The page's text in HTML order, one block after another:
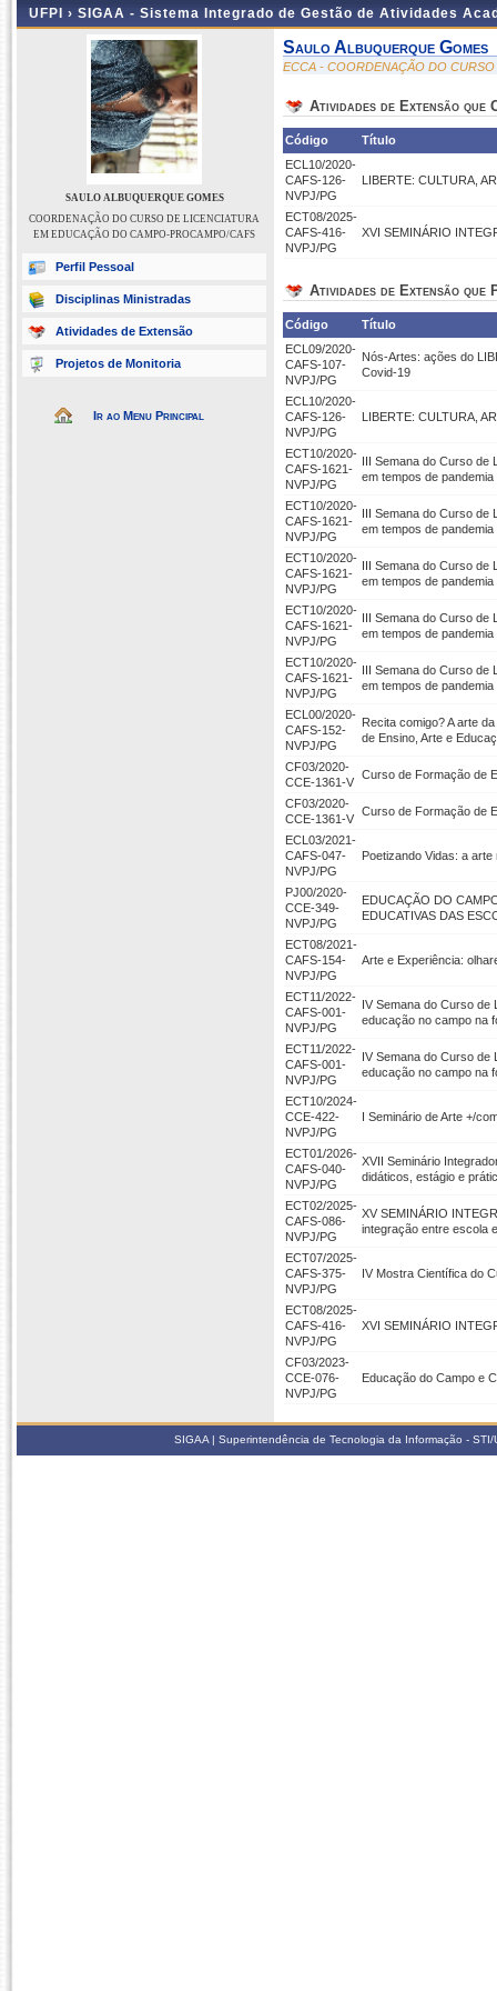
UFPI › SIGAA - Sistema Integrado de Gestão de Atividades
SAULO ALBUQUERQUE GOMES
COORDENAÇÃO DO CURSO DE LICENCIATURA
EM EDUCAÇÃO DO CAMPO-PROCAMPO/CAFS
Perfil Pessoal
Disciplinas Ministradas
Atividades de Extensão
Projetos de Monitoria
Ir ao Menu Principal
Saulo Albuquerque Gomes
ECCA - COORDENAÇÃO DO
Atividades de Extensão que
Código
Título
ECL10/2020-
CAFS-126-
NVPJ/PG
LIBERTE: CULTURA,
ECT08/2025-
CAFS-416-
NVPJ/PG
XVI SEMINÁRIO
Atividades de Extensão que
Código
Título
ECL09/2020-
CAFS-107-
NVPJ/PG
Nós-Artes: ações do
Covid-19
ECL10/2020-
CAFS-126-
NVPJ/PG
LIBERTE: CULTURA,
ECT10/2020-
CAFS-1621-
NVPJ/PG
III Semana do Curso de
em tempos de pandemia
ECT10/2020-
CAFS-1621-
NVPJ/PG
III Semana do Curso de
em tempos de pandemia
ECT10/2020-
CAFS-1621-
NVPJ/PG
III Semana do Curso de
em tempos de pandemia
ECT10/2020-
CAFS-1621-
NVPJ/PG
III Semana do Curso de
em tempos de pandemia
ECT10/2020-
CAFS-1621-
NVPJ/PG
III Semana do Curso de
em tempos de pandemia
ECL00/2020-
CAFS-152-
NVPJ/PG
Recita comigo? A arte
de Ensino, Arte e
CF03/2020-
CCE-1361-V
Curso de Formação de
CF03/2020-
CCE-1361-V
Curso de Formação de
ECL03/2021-
CAFS-047-
NVPJ/PG
Poetizando Vidas: a
PJ00/2020-
CCE-349-
NVPJ/PG
EDUCAÇÃO DO
EDUCATIVAS DAS
ECT08/2021-
CAFS-154-
NVPJ/PG
Arte e Experiência:
ECT11/2022-
CAFS-001-
NVPJ/PG
IV Semana do Curso de
educação no campo na
ECT11/2022-
CAFS-001-
NVPJ/PG
IV Semana do Curso de
educação no campo na
ECT10/2024-
CCE-422-
NVPJ/PG
I Seminário de Arte +/
ECT01/2026-
CAFS-040-
NVPJ/PG
XVII Seminário
didáticos, estágio e
ECT02/2025-
CAFS-086-
NVPJ/PG
XV SEMINÁRIO
integração entre escola
ECT07/2025-
CAFS-375-
NVPJ/PG
IV Mostra Científica do
ECT08/2025-
CAFS-416-
NVPJ/PG
XVI SEMINÁRIO
CF03/2023-
CCE-076-
NVPJ/PG
Educação do Campo e
SIGAA | Superintendência de Tecnologia da Informação -